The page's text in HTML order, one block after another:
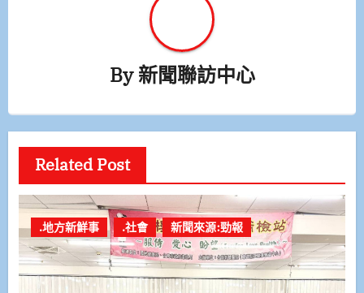
By新聞聯訪中心
Related Post
.地方新鮮事 .社會 新聞來源:勁報